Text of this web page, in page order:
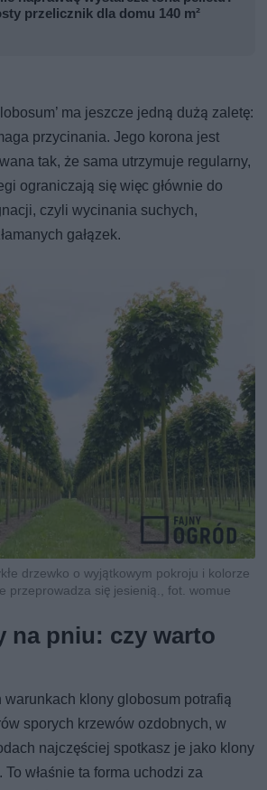
przelicznik dla domu 140 m²
ma jeszcze jedną dużą zaletę:
przycinania. Jego korona jest
tak, że sama utrzymuje regularny,
ograniczają się więc głównie do
czyli wycinania suchych,
gałązek.
drzewko o wyjątkowym pokroju i kolorze
przeprowadza się jesienią., fot. womue
na pniu: czy warto
klony globosum potrafią
sporych krzewów ozdobnych, w
najczęściej spotkasz je jako klony
właśnie ta forma uchodzi za